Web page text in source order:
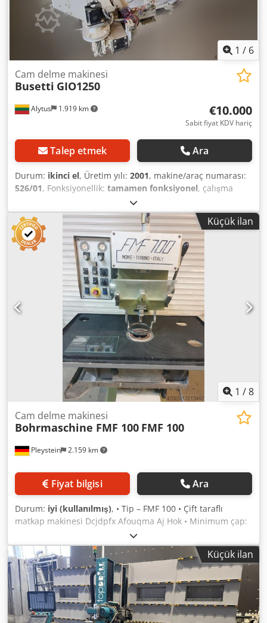
1 / 6
Alytus 1.919 km
Cam delme makinesi
Busetti GIO1250
€10.000
Sabit fiyat KDV hariç
Talep etmek Ara
Durum: ikinci el, Üretim yılı: 2001, makine/araç numarası:
526/01, Fonksiyonellik: tamamen fonksiyonel, çalışma
, giriş voltajı:380 V
trifaze, besleme uzunluğu X ekseni:1.250 mm, Otomatik
cetvelli kullanılmış cam delme makinesi. İyi durumda.
Djdex Rp Rgepfx Af Heck
Küçük ilan
1 /8
Pleystein 2.159 km
Cam delme makinesi
Bohrmaschine FMF 100 FMF 100
Fiyat bilgisi Ara
Durum: iyi (kullanılmış), • Tip – FMF 100 • Çift taraflı
matkap makinesi Dcjdpfx Afouqma Aj Hok • Minimum çap:
3 mm • Maksimum çap: 300 mm • Devir sayısı: 110 – 4600
devir/dakika • Alt matkap otomatik ilerlemeli, üst matkap
elle yönlendirilir
Küçük ilan